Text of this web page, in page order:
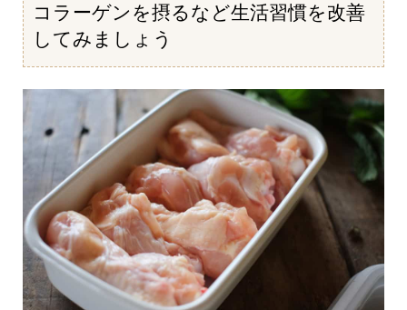
コラーゲンを摂るなど生活習慣を改善
してみましょう